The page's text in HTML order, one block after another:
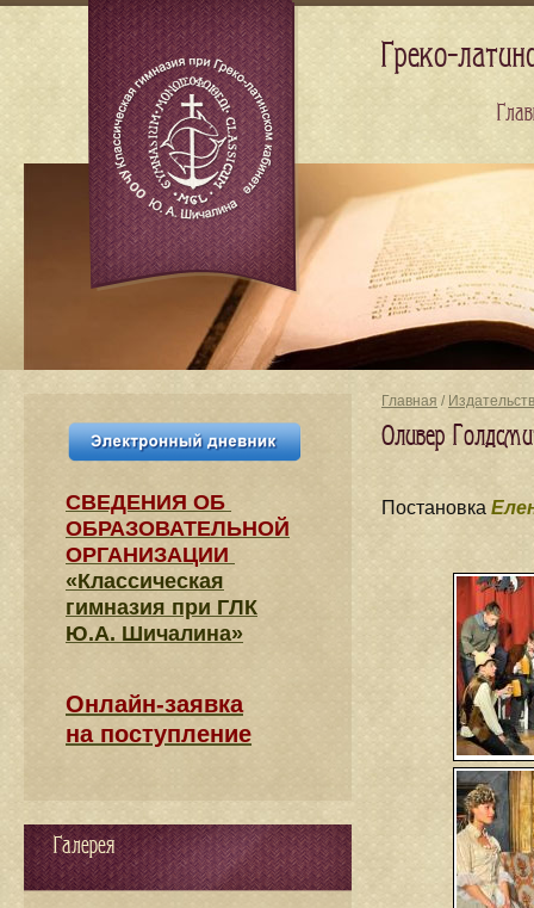
Главная /
Оливер
Постановка
СВЕДЕНИЯ​ ОБ
ОБРАЗОВАТЕЛЬНОЙ
ОРГАНИЗАЦИИ
«Классическая
гимназия при ГЛК
Ю.А. Шичалина»
Онлайн-заявка
на поступление
Галерея
Греко-